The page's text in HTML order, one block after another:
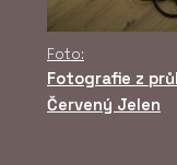
Foto:
Fotografie z
Červený Jelen